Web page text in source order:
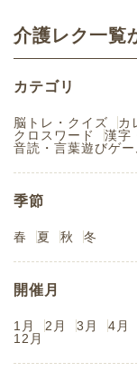
霜月・November・薔薇
介護レク一覧
カテゴリ
脳トレ・クイズ カ
クロスワード
漢字
音読・言葉遊びゲー
季節
春 夏 秋 冬
開催月
1月 2月 3月 4月
12月